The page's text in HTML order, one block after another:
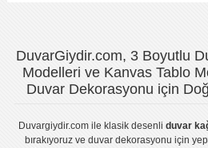
DuvarGiydir.com, 3 Boyutlu
Modelleri ve Kanvas Tablo
Duvar Dekorasyonu için
Duvargiydir.comile klasik desenli duvar
bırakıyoruz veduvar dekorasyonu için